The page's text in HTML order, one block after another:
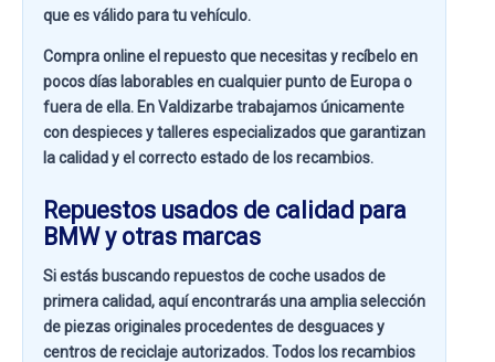
que es válido para tu vehículo.
Compra online el repuesto que necesitas y recíbelo en
pocos días laborables en cualquier punto de Europa o
fuera de ella. EnValdizarbetrabajamos únicamente
con despieces y talleres especializados que garantizan
la calidad y el correcto estado de los recambios.
Repuestos usados de calidad para
BMW y otras marcas
Si estás buscandorepuestos de coche usados de
primera calidad, aquí encontrarás una amplia selección
de piezas originales procedentes de desguaces y
centros de reciclaje autorizados. Todos los recambios